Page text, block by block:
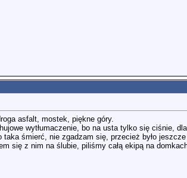
asfalt, mostek, piękne góry.
wytłumaczenie, bo na usta tylko się ciśnie,
śmierć, nie zgadzam się, przecież było
się z nim na ślubie, piliśmy całą ekipą na